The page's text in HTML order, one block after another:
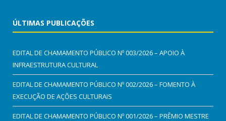
ÚLTIMAS PUBLICAÇÕES
EDITAL DE CHAMAMENTO PÚBLICO Nº 003/2026 – APOIO À
INFRAESTRUTURA CULTURAL
EDITAL DE CHAMAMENTO PÚBLICO Nº 002/2026 – FOMENTO À
EXECUÇÃO DE AÇÕES CULTURAIS
EDITAL DE CHAMAMENTO PÚBLICO Nº 001/2026 – PRÊMIO MESTRE